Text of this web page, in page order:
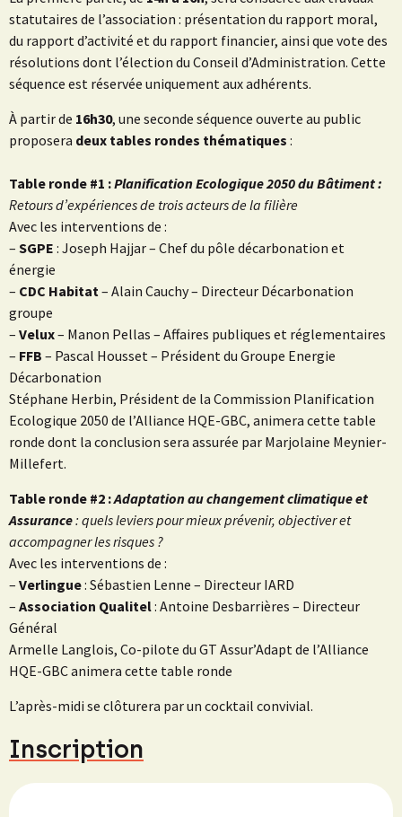
statutaires de l’association : présentation du rapport moral,
du rapport d’activité et du rapport financier, ainsi que vote des
résolutions dont l’élection du Conseil d’Administration. Cette
séquence est réservée uniquement aux adhérents.
À partir de 16h30, une seconde séquence ouverte au public
proposera deux tables rondes thématiques :
Table ronde #1 :Planification Ecologique 2050 du Bâtiment :
Retours d’expériences de trois acteurs de la filière
Avec les interventions de :
– SGPE : Joseph Hajjar – Chef du pôle décarbonation et
énergie
– CDC Habitat– Alain Cauchy – Directeur Décarbonation
groupe
– Velux– Manon Pellas – Affaires publiques et réglementaires
– FFB – Pascal Housset – Président du Groupe Energie
Décarbonation
Stéphane Herbin, Président de la Commission Planification
Ecologique 2050 de l’Alliance HQE-GBC, animera cette table
ronde dont la conclusion sera assurée par Marjolaine Meynier-
Millefert.
Table ronde #2 :Adaptation au changement climatique et
Assurance: quels leviers pour mieux prévenir, objectiver et
accompagner les risques ?
Avec les interventions de :
– Verlingue: Sébastien Lenne – Directeur IARD
– Association Qualitel: Antoine Desbarrières – Directeur
Général
Armelle Langlois, Co-pilote du GT Assur’Adapt de l’Alliance
HQE-GBC animera cette table ronde
L’après-midi se clôturera par un cocktail convivial.
Inscription